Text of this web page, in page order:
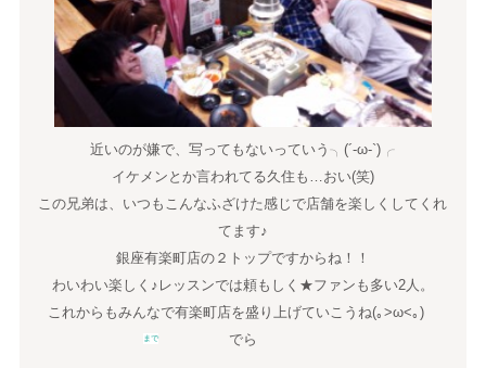
近いのが嫌で、写ってもないっていう╮(´-ω-`)╭
イケメンとか言われてる久住も…おい(笑)
この兄弟は、いつもこんなふざけた感じで店舗を楽しくしてくれ
てます♪
銀座有楽町店の２トップですからね！！
わいわい楽しく♪レッスンでは頼もしく★ファンも多い2人。
これからもみんなで有楽町店を盛り上げていこうね(｡>ω<｡)ゞ
でら
まで